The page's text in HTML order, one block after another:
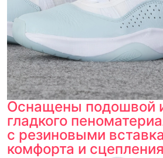
Оснащены подошвой
гладкого
с резиновыми
комфорта и